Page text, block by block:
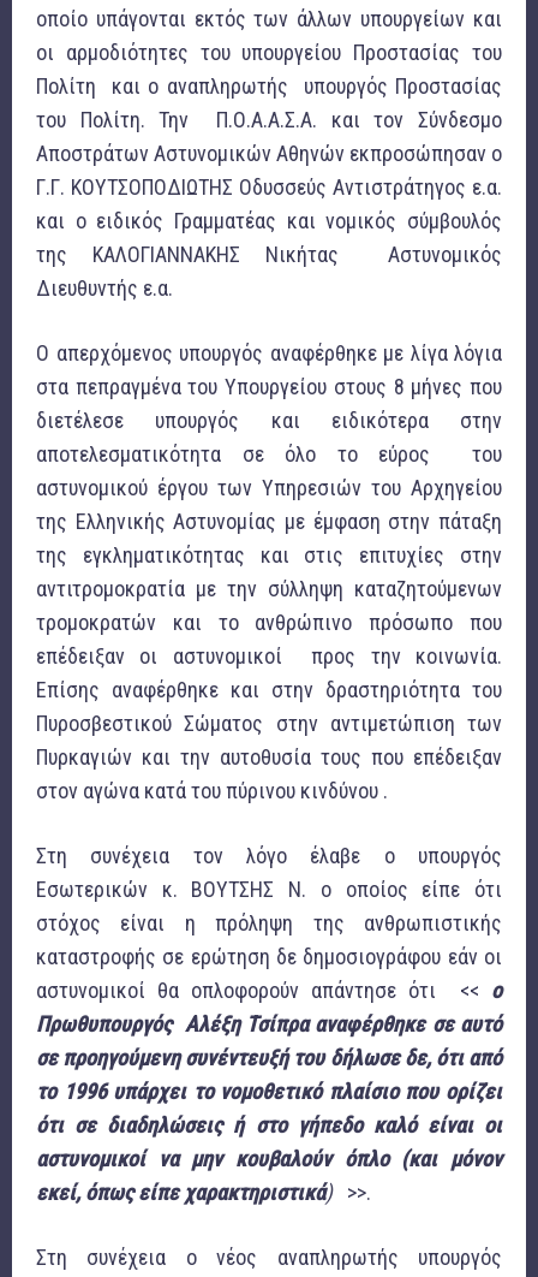
οποίο υπάγονται εκτός των άλλων υπουργείων και
οι αρμοδιότητες του υπουργείου Προστασίας του
Πολίτη και ο αναπληρωτής υπουργός Προστασίας
του Πολίτη. Την Π.Ο.Α.Α.Σ.Α. και τον Σύνδεσμο
Αποστράτων Αστυνομικών Αθηνών εκπροσώπησαν ο
Γ.Γ. ΚΟΥΤΣΟΠΟΔΙΩΤΗΣ Οδυσσεύς Αντιστράτηγος ε.α.
και ο ειδικός Γραμματέας και νομικός σύμβουλός
της ΚΑΛΟΓΙΑΝΝΑΚΗΣ Νικήτας Αστυνομικός
Διευθυντής ε.α.
Ο απερχόμενος υπουργός αναφέρθηκε με λίγα λόγια
στα πεπραγμένα του Υπουργείου στους 8 μήνες που
διετέλεσε υπουργός και ειδικότερα στην
αποτελεσματικότητα σε όλο το εύρος του
αστυνομικού έργου των Υπηρεσιών του Αρχηγείου
της Ελληνικής Αστυνομίας με έμφαση στην πάταξη
της εγκληματικότητας και στις επιτυχίες στην
αντιτρομοκρατία με την σύλληψη καταζητούμενων
τρομοκρατών και το ανθρώπινο πρόσωπο που
επέδειξαν οι αστυνομικοί προς την κοινωνία.
Επίσης αναφέρθηκε και στην δραστηριότητα του
Πυροσβεστικού Σώματος στην αντιμετώπιση των
Πυρκαγιών και την αυτοθυσία τους που επέδειξαν
στον αγώνα κατά του πύρινου κινδύνου .
Στη συνέχεια τον λόγο έλαβε ο υπουργός
Εσωτερικών κ. ΒΟΥΤΣΗΣ Ν. ο οποίος είπε ότι
στόχος είναι η πρόληψη της ανθρωπιστικής
καταστροφής σε ερώτηση δε δημοσιογράφου εάν οι
αστυνομικοί θα οπλοφορούν απάντησε ότι << ο
Πρωθυπουργός Αλέξη Τσίπρα αναφέρθηκε σε αυτό
σε προηγούμενη συνέντευξή του δήλωσε δε, ότι από
το 1996 υπάρχει το νομοθετικό πλαίσιο που ορίζει
ότι σε διαδηλώσεις ή στο γήπεδο καλό είναι οι
αστυνομικοί να μην κουβαλούν όπλο (και μόνον
εκεί, όπως είπε χαρακτηριστικά) >>.
Στη συνέχεια ο νέος αναπληρωτής υπουργός